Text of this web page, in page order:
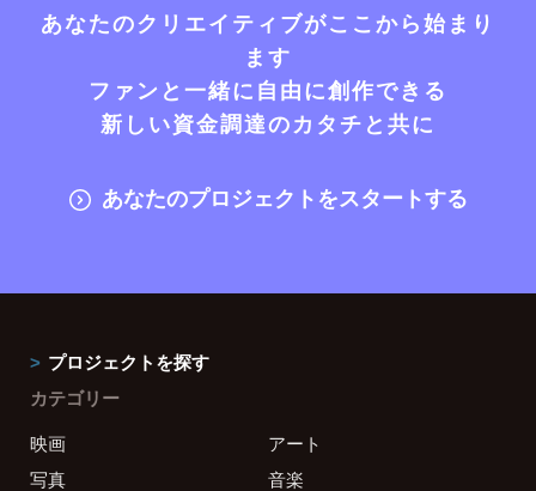
あなたのクリエイティブがここから始まり
ます
ファンと一緒に自由に創作できる
新しい資金調達のカタチと共に
あなたのプロジェクトをスタートする
プロジェクトを探す
カテゴリー
映画
アート
写真
音楽